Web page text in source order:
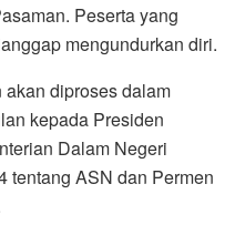
Peserta yang
mengundurkan diri.
diproses dalam
kepada Presiden
Dalam Negeri
tentang ASN dan Permen